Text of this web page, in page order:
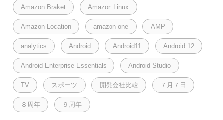
Amazon Braket Amazon Linux
Amazon Location amazon one AMP
analytics Android Android11 Android 12
Android Enterprise Essentials Android Studio
TV スポーツ 開発会社比較 ７月７日
８周年 ９周年